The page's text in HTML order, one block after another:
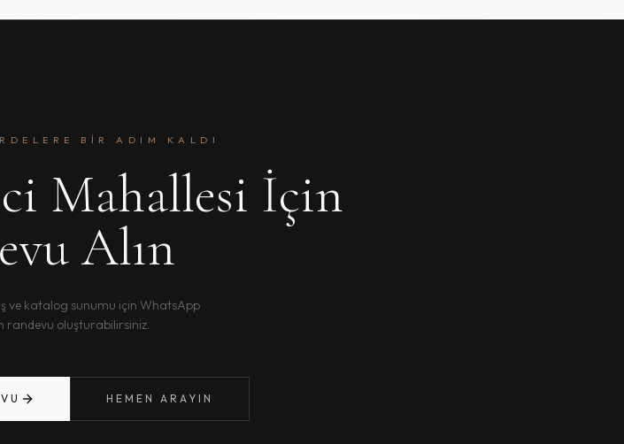
BIR ADIM KALDI
Mahallesi İçin
Alın
ve katalog sunumu için WhatsApp
randevu oluşturabilirsiniz.
HEMEN ARAYIN